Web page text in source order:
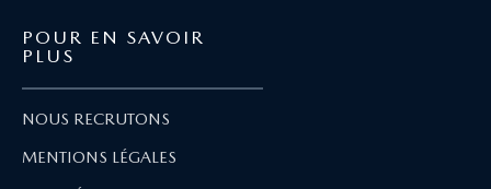
POUR EN SAVOIR
PLUS
NOUS RECRUTONS
MENTIONS LÉGALES